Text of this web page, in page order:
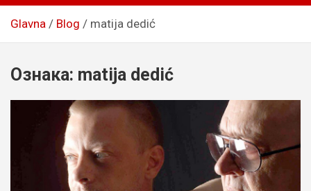
Glavna Blog matija dedić
Ознака: matija dedić